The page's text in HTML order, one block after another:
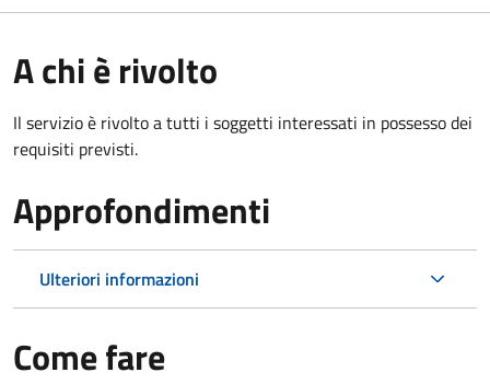
A chi è rivolto
Il servizio è rivolto a tutti i soggetti interessati in possesso dei
requisiti previsti.
Approfondimenti
Ulteriori informazioni
Come fare